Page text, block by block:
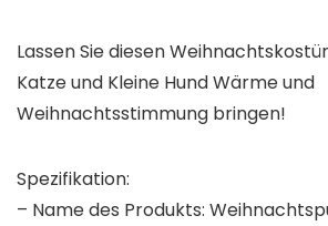
Lassen Sie diesen
Katze und Kleine Hund Wärme und
Weihnachtsstimmung bringen!
Spezifikation:
– Name des Produkts: